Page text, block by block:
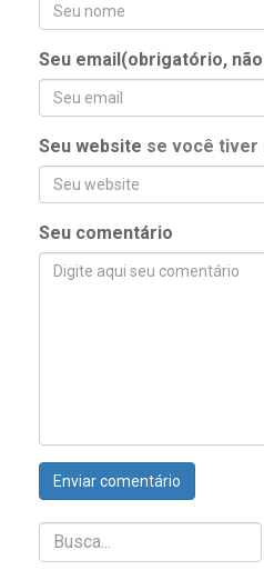
Seu email(obrigatório,
Seu website se você tiver
Seu comentário